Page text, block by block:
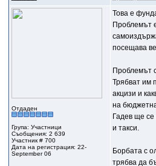
Отдаден
Група: Участници
Съобщения: 2 639
Участник # 700
Дата на регистрация: 22-
September 06
Toва е
Проблемът
посещава
Проблемът
Трябват им
акцизи и
на
Гадев ще
и такси.
Борбата с
трябва да